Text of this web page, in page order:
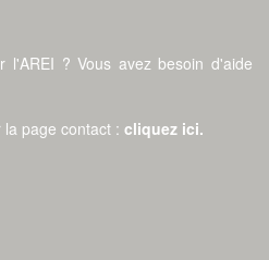
l'AREI ? Vous avez besoin d'aide
page contact : cliquez ici.